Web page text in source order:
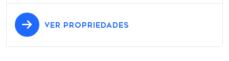
VER PROPRIEDADES